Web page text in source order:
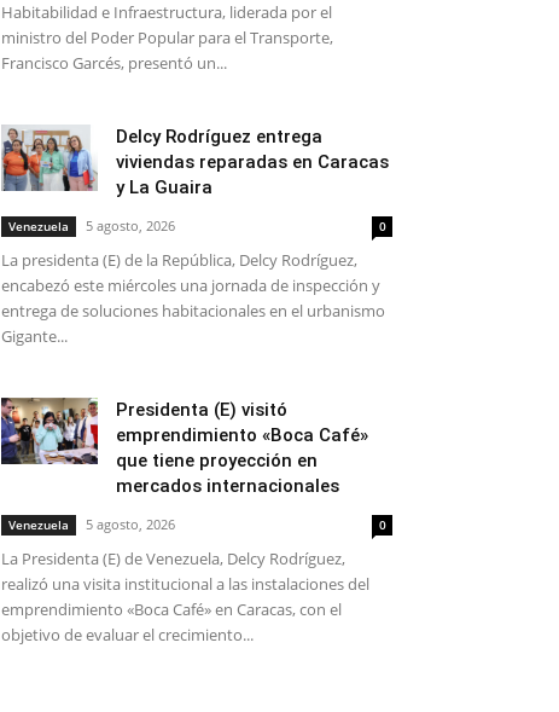
Habitabilidad e Infraestructura, liderada por el
ministro del Poder Popular para el Transporte,
Francisco Garcés, presentó un...
Delcy Rodríguez entrega
viviendas reparadas en Caracas
y La Guaira
Venezuela 5 agosto, 2026 0
La presidenta (E) de la República, Delcy Rodríguez,
encabezó este miércoles una jornada de inspección y
entrega de soluciones habitacionales en el urbanismo
Gigante...
Presidenta (E) visitó
emprendimiento «Boca Café»
que tiene proyección en
mercados internacionales
Venezuela 5 agosto, 2026 0
La Presidenta (E) de Venezuela, Delcy Rodríguez,
realizó una visita institucional a las instalaciones del
emprendimiento «Boca Café» en Caracas, con el
objetivo de evaluar el crecimiento...